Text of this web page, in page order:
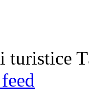
turistice